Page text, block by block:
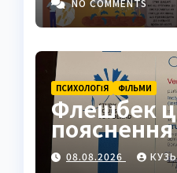
NO COMMENTS
ПСИХОЛОГІЯ ФІЛЬМИ
Флешбек
08.08.2026